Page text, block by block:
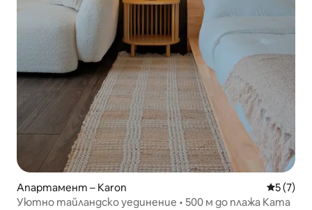
Апартамент – Karon Средна
5 (7)
Уютно тайландско уединение • 500 м до плажа Ката